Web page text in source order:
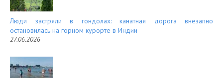
Люди застряли в гондолах: канатная дорога внезапно
остановилась на горном курорте в Индии
27.06.2026